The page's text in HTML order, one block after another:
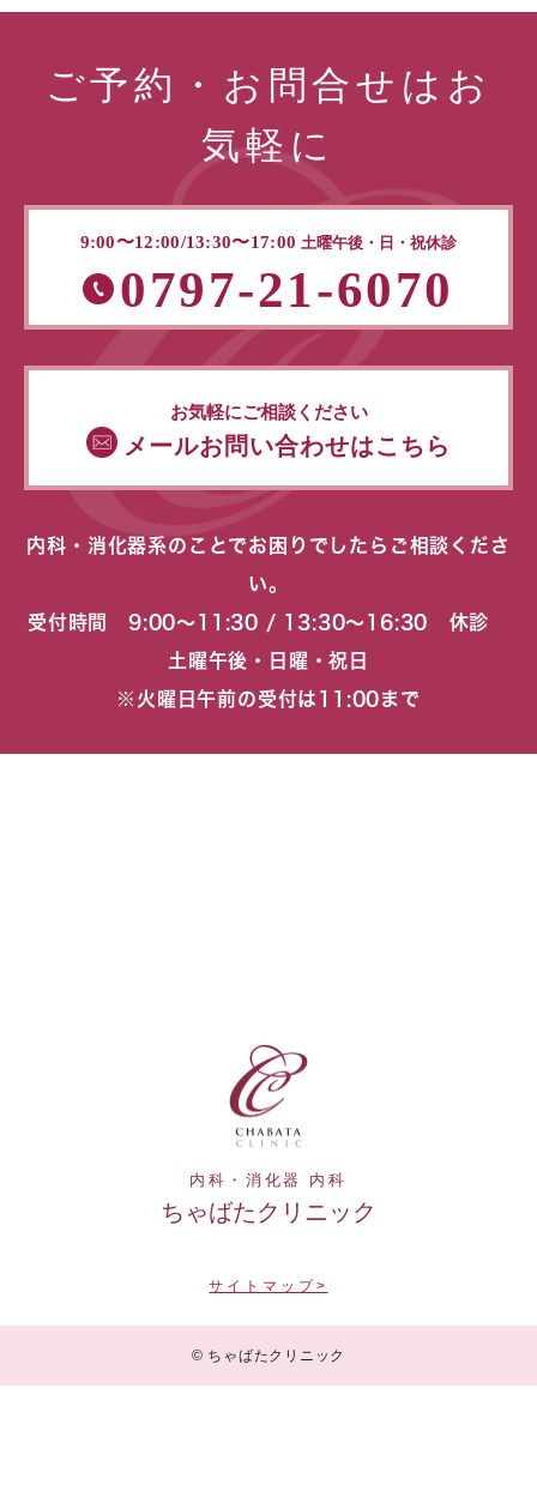
ご予約・お問合せはお
気軽に
9:00〜12:00/13:30〜17:00 土曜午後・日・祝休診
0797-21-6070
お気軽にご相談ください
メールお問い合わせはこちら
内科・消化器系のことでお困りでしたらご相談くださ
い。
受付時間 9:00〜11:30 / 13:30〜16:30 休診
土曜午後・日曜・祝日
※火曜日午前の受付は11:00まで
内科・消化器 内科
ちゃばたクリニック
サイトマップ>
© ちゃばたクリニック